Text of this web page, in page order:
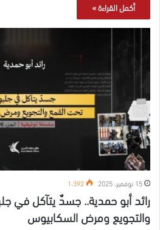
أكمل القراءة »
15 نوفمبر، 2025 1٬392
رائد أبو حمدية.. جسدٌ يتآكل في
والتجويع ومرض السكابيوس